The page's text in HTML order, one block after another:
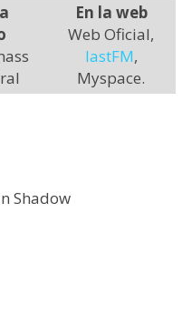
En la web
Web Oficial,
lastFM,
Myspace.
Shadow